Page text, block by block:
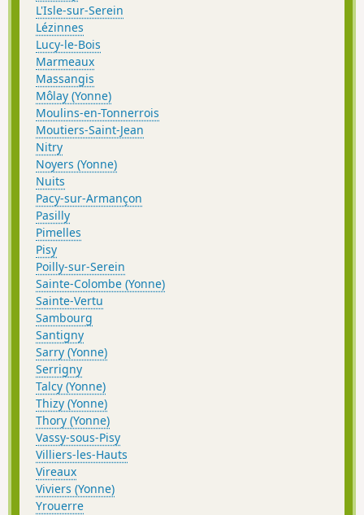
L'Isle-sur-Serein
Lézinnes
Lucy-le-Bois
Marmeaux
Massangis
Môlay (Yonne)
Moulins-en-Tonnerrois
Moutiers-Saint-Jean
Nitry
Noyers (Yonne)
Nuits
Pacy-sur-Armançon
Pasilly
Pimelles
Pisy
Poilly-sur-Serein
Sainte-Colombe (Yonne)
Sainte-Vertu
Sambourg
Santigny
Sarry (Yonne)
Serrigny
Talcy (Yonne)
Thizy (Yonne)
Thory (Yonne)
Vassy-sous-Pisy
Villiers-les-Hauts
Vireaux
Viviers (Yonne)
Yrouerre